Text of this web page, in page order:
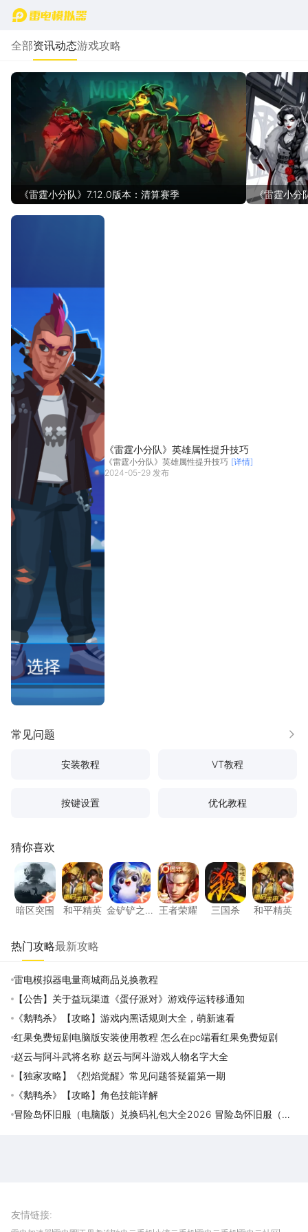
首页
全部资讯动态游戏攻略
《雷霆小分队》7.12.0版本：清算赛季 《雷霆小分
《雷霆小分队》英雄属性提升技巧
《雷霆小分队》英雄属性提升技巧 [详情]
2024-05-29 发布
常见问题 更多
安装教程 VT教程
按键设置 优化教程
猜你喜欢
暗区突围
暗区突围
和平精英
和平精英
金铲铲之战
金铲铲之
王者荣耀
王者荣耀
三国杀
三国杀
和平精
和平精英
热门攻略最新攻略
雷电模拟器电量商城商品兑换教程
【公告】关于益玩渠道《蛋仔派对》游戏停运转移通知
《鹅鸭杀》【攻略】游戏内黑话规则大全，萌新速看
红果免费短剧电脑版安装使用教程 怎么在pc端看红果免费短剧
赵云与阿斗武将名称 赵云与阿斗游戏人物名字大全
【独家攻略】《烈焰觉醒》常见问题答疑篇第一期
《鹅鸭杀》【攻略】角色技能详解
冒险岛怀旧服（电脑版）兑换码礼包大全2026 冒险岛怀旧服（电
友情链接: